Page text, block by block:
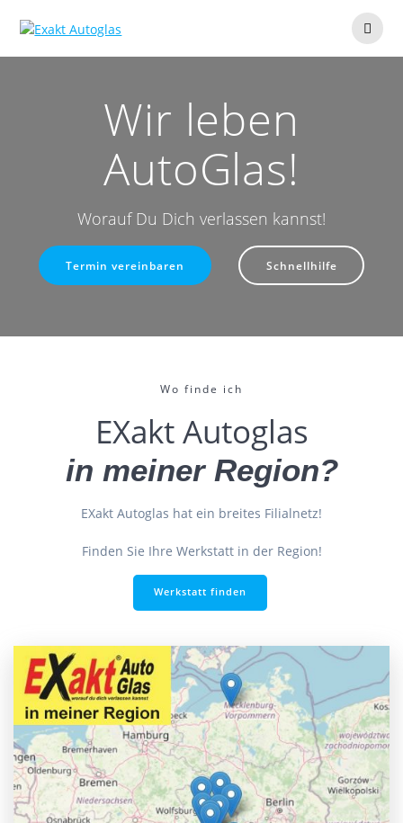
Wir leben
AutoGlas!
Worauf Du Dich verlassen kannst!
Termin vereinbaren Schnellhilfe
Wo finde ich
EXakt Autoglas
in meiner Region?
EXakt Autoglas hat ein breites Filialnetz!
Finden Sie Ihre Werkstatt in der Region!
Werkstatt finden